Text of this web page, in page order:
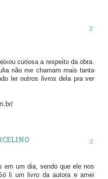
curiosa a respeito da obra.
não me chamam mais tanta
ler outros livros dela pra ver
em um dia, sendo que ele nos
li um livro da autora e amei